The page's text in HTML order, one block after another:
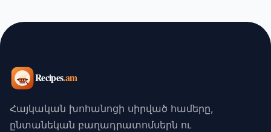
Հայկական խոհանոցի սիրված համերը,
ընտանեկան բաղադրատոմսերն ու